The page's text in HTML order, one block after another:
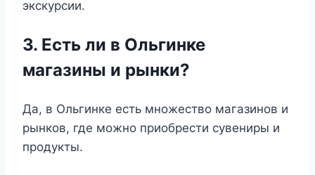
экскурсии.
3. Есть ли в Ольгинке
магазины и рынки?
Да, в Ольгинке есть множество магазинов и
рынков, где можно приобрести сувениры и
продукты.